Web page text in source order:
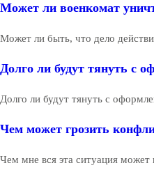
Может ли военкомат
Может ли быть, что дело
Долго ли будут тянуть с
Долго ли будут тянуть с
Чем может грозить
Чем мне вся эта ситуация может